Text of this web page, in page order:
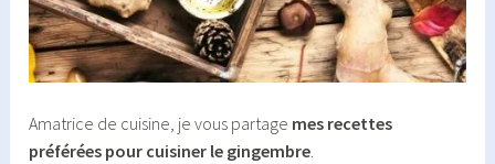
Amatrice de cuisine, je vous partage mes recettes
préférées pour cuisiner le gingembre.